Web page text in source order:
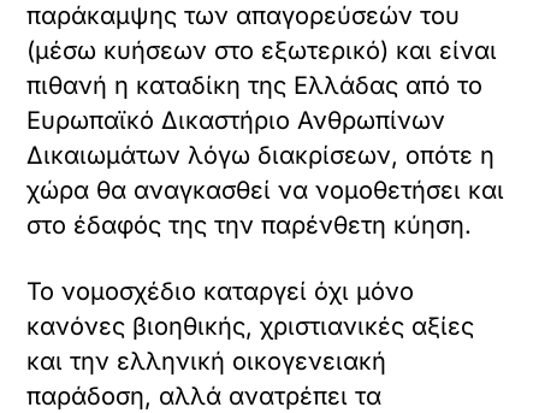
παράκαμψης των απαγορεύσεών του
(μέσω κυήσεων στο εξωτερικό) και είναι
πιθανή η καταδίκη της Ελλάδας από το
Ευρωπαϊκό Δικαστήριο Ανθρωπίνων
Δικαιωμάτων λόγω διακρίσεων, οπότε η
χώρα θα αναγκασθεί να νομοθετήσει και
στο έδαφός της την παρένθετη κύηση.
Το νομοσχέδιο καταργεί όχι μόνο
κανόνες βιοηθικής, χριστιανικές αξίες
και την ελληνική οικογενειακή
παράδοση, αλλά ανατρέπει τα